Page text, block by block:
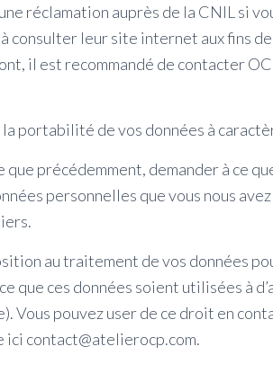
réclamation auprès de la CNIL si
à consulter leur site internet aux fins
il est recommandé de contacter
portabilité de vos données à
que précédemment, demander à ce
personnelles que vous nous
au traitement de vos données
que ces données soient utilisées à
Vous pouvez user de ce droit en
ici contact@atelierocp.com.